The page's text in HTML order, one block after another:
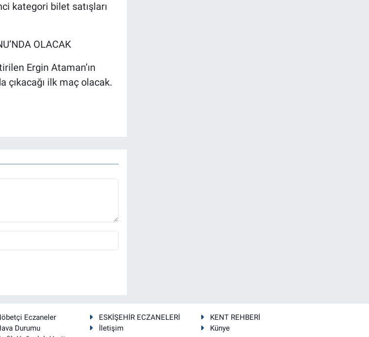
kategori bilet satışları
OLACAK
Ergin Ataman’ın
çıkacağı ilk maç olacak.
Eczaneler
Durumu
ESKİŞEHİR ECZANELERİ
KENT REHBERİ
İletişim
Künye